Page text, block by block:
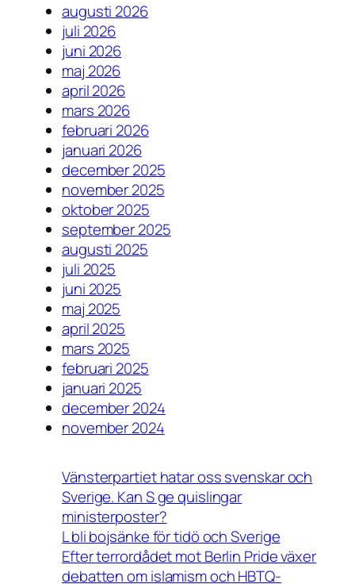
augusti 2026
juli 2026
juni 2026
maj 2026
april 2026
mars 2026
februari 2026
januari 2026
december 2025
november 2025
oktober 2025
september 2025
augusti 2025
juli 2025
juni 2025
maj 2025
april 2025
mars 2025
februari 2025
januari 2025
december 2024
november 2024
Vänsterpartiet hatar oss svenskar och
Sverige. Kan S ge quislingar
ministerposter?
L bli bojsänke för tidö och Sverige
Efter terrordådet mot Berlin Pride växer
debatten om islamism och HBTQ-